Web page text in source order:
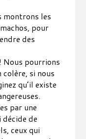
montrons les
pour
des
pourrions
si nous
qu’il existe
par une
de
ceux qui